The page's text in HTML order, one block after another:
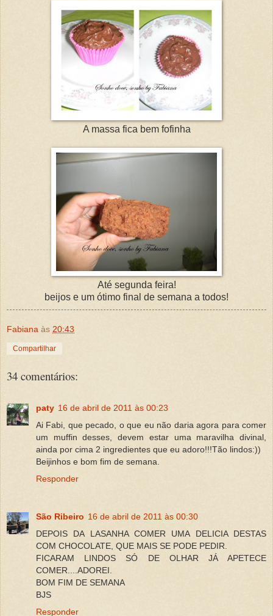
A massa fica bem fofinha
Até segunda feira!
beijos e um ótimo final de semana a todos!
Fabiana às 20:43
Compartilhar
34 comentários:
paty 16 de abril de 2011 às 00:23
Ai Fabi, que pecado, o que eu não daria agora para comer
um muffin desses, devem estar uma maravilha divinal,
ainda por cima 2 ingredientes que eu adoro!!!Tão lindos:))
Beijinhos e bom fim de semana.
Responder
São Ribeiro 16 de abril de 2011 às 00:30
DEPOIS DA LASANHA COMER UMA DELICIA DESTAS
COM CHOCOLATE, QUE MAIS SE PODE PEDIR.
FICARAM LINDOS SÓ DE OLHAR JÁ APETECE
COMER....ADOREI.
BOM FIM DE SEMANA
BJS
Responder